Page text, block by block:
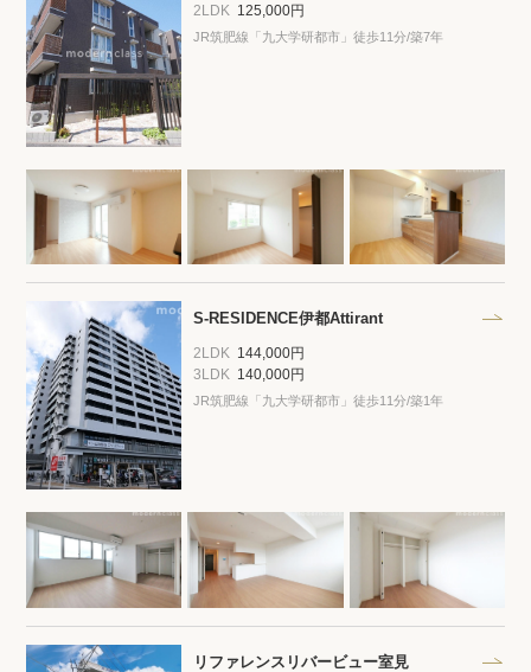
来店予約
各種お問い合わせ
高級賃貸物件コラム modern classについて
高級賃貸物件トピック 会社概要
プライバシーポリシー クッキーポリシー
商標について サイトマップ
2LDK 125,000円
JR筑肥線「九大学研都市」徒歩11分/築7年
S-RESIDENCE伊都Attirant
2LDK 144,000円
3LDK 140,000円
JR筑肥線「九大学研都市」徒歩11分/築1年
リファレンスリバービュー室見